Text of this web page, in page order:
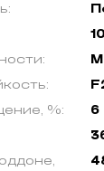
%:
6